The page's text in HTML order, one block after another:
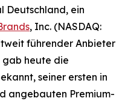
Deutschland, ein
, Inc. (NASDAQ:
führender Anbieter
gab heute die
seiner ersten in
angebauten Premium-